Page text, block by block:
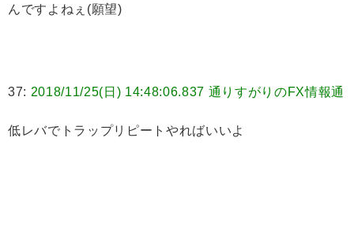
んですよねぇ(願望)
37: 2018/11/25(日) 14:48:06.837 通りすがりのFX情報通
低レバでトラップリピートやればいいよ